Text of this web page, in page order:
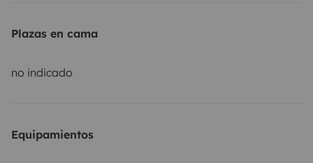
experiencia relajante y sin preocupaciones perfecta
carretera
Plazas en cama
no indicado
Equipamientos